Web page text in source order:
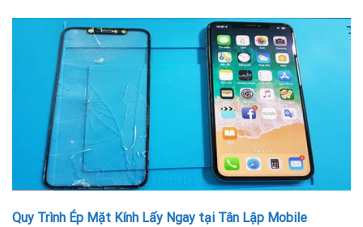
Quy Trình Ép Mặt Kính Lấy Ngay tại Tân Lập Mobile